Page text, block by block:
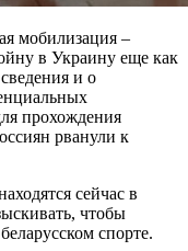
мобилизация –
в Украину еще как
и о
прохождения
рванули к
сейчас в
чтобы
спорте.